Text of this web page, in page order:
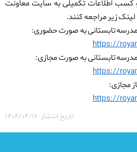
اطلاعات تکمیلی به سایت معاونت
زیر مراجعه کنند.
تابستانی به صورت حضوری:
https://
تابستانی به صورت مجازی:
https://
مجازی:
https://
تاریخ انتشار: ۱۴۰۴/۰۴/۱۶